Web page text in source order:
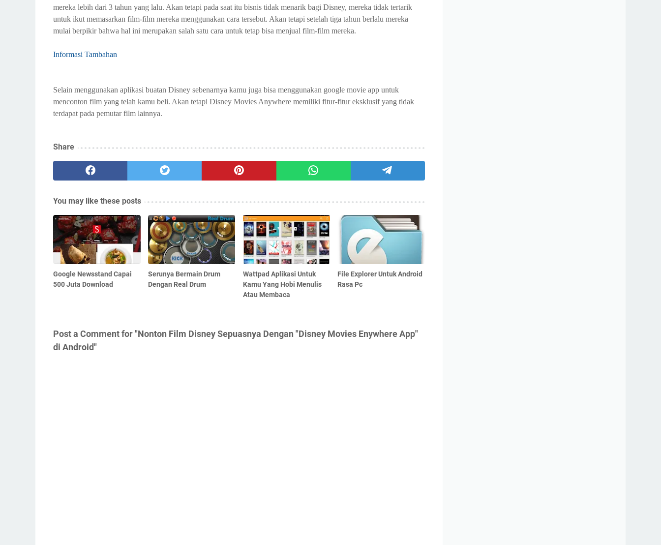
mereka lebih dari 3 tahun yang lalu. Akan tetapi pada saat itu bisnis tidak menarik bagi Disney, mereka tidak tertarik
untuk ikut memasarkan film-film mereka menggunakan cara tersebut. Akan tetapi setelah tiga tahun berlalu mereka
mulai berpikir bahwa hal ini merupakan salah satu cara untuk tetap bisa menjual film-film mereka.
Informasi Tambahan
Selain menggunakan aplikasi buatan Disney sebenarnya kamu juga bisa menggunakan google movie app untuk
menconton film yang telah kamu beli. Akan tetapi Disney Movies Anywhere memiliki fitur-fitur eksklusif yang tidak
terdapat pada pemutar film lainnya.
Share
You may like these posts
Google Newsstand Capai
500 Juta Download
Serunya Bermain Drum
Dengan Real Drum
Wattpad Aplikasi Untuk
Kamu Yang Hobi Menulis
Atau Membaca
File Explorer Untuk Android
Rasa Pc
Post a Comment for "Nonton Film Disney Sepuasnya Dengan "Disney Movies Enywhere App"
di Android"